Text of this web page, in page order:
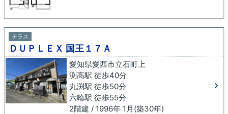
テラス
ＤＵＰＬＥＸ 国王１７Ａ
愛知県愛西市立石町上
渕高駅 徒歩40分
丸渕駅 徒歩50分
六輪駅 徒歩55分
2階建 / 1996年 1月(築30年)